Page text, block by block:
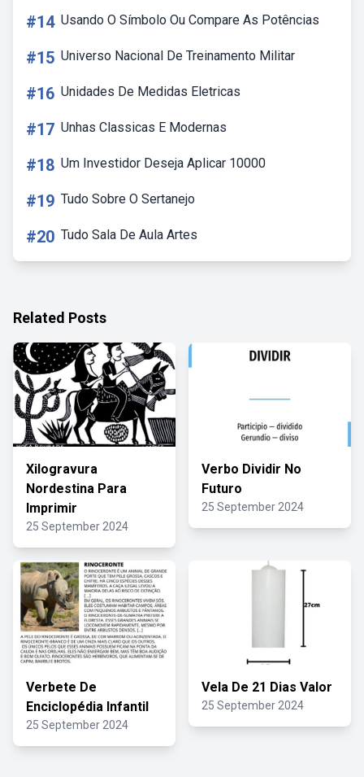
#14 Usando O Símbolo Ou Compare As Potências
#15 Universo Nacional De Treinamento Militar
#16 Unidades De Medidas Eletricas
#17 Unhas Classicas E Modernas
#18 Um Investidor Deseja Aplicar 10000
#19 Tudo Sobre O Sertanejo
#20 Tudo Sala De Aula Artes
Related Posts
Xilogravura
Nordestina Para
Imprimir
25 September 2024
Verbo Dividir No
Futuro
25 September 2024
Verbete De
Enciclopédia Infantil
25 September 2024
Vela De 21 Dias Valor
25 September 2024